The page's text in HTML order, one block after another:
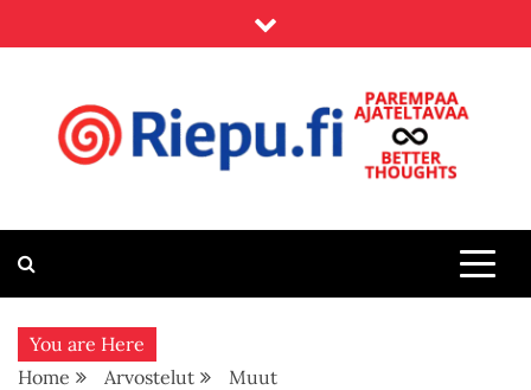
to
Riepu.fi
You are Here
Home
Arvostelut Muut